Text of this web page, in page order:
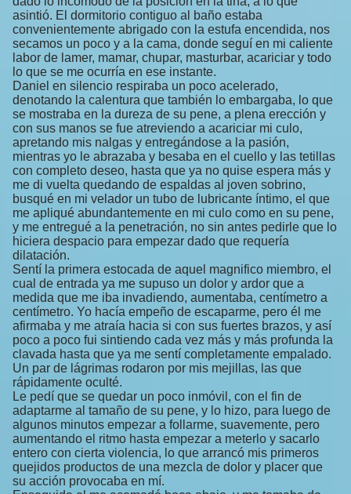
asintió. El dormitorio contiguo al baño estaba
convenientemente abrigado con la estufa encendida, nos
secamos un poco y a la cama, donde seguí en mi caliente
labor de lamer, mamar, chupar, masturbar, acariciar y todo
lo que se me ocurría en ese instante.
Daniel en silencio respiraba un poco acelerado,
denotando la calentura que también lo embargaba, lo que
se mostraba en la dureza de su pene, a plena erección y
con sus manos se fue atreviendo a acariciar mi culo,
apretando mis nalgas y entregándose a la pasión,
mientras yo le abrazaba y besaba en el cuello y las tetillas
con completo deseo, hasta que ya no quise espera más y
me di vuelta quedando de espaldas al joven sobrino,
busqué en mi velador un tubo de lubricante íntimo, el que
me apliqué abundantemente en mi culo como en su pene,
y me entregué a la penetración, no sin antes pedirle que lo
hiciera despacio para empezar dado que requería
dilatación.
Sentí la primera estocada de aquel magnifico miembro, el
cual de entrada ya me supuso un dolor y ardor que a
medida que me iba invadiendo, aumentaba, centímetro a
centímetro. Yo hacía empeño de escaparme, pero él me
afirmaba y me atraía hacia si con sus fuertes brazos, y así
poco a poco fui sintiendo cada vez más y más profunda la
clavada hasta que ya me sentí completamente empalado.
Un par de lágrimas rodaron por mis mejillas, las que
rápidamente oculté.
Le pedí que se quedar un poco inmóvil, con el fin de
adaptarme al tamaño de su pene, y lo hizo, para luego de
algunos minutos empezar a follarme, suavemente, pero
aumentando el ritmo hasta empezar a meterlo y sacarlo
entero con cierta violencia, lo que arrancó mis primeros
quejidos productos de una mezcla de dolor y placer que
su acción provocaba en mí.